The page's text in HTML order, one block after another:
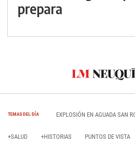
prepara
TEMAS DEL DÍA EXPLOSIÓN EN AGUADA SAN
+SALUD +HISTORIAS PUNTOS DE VISTA